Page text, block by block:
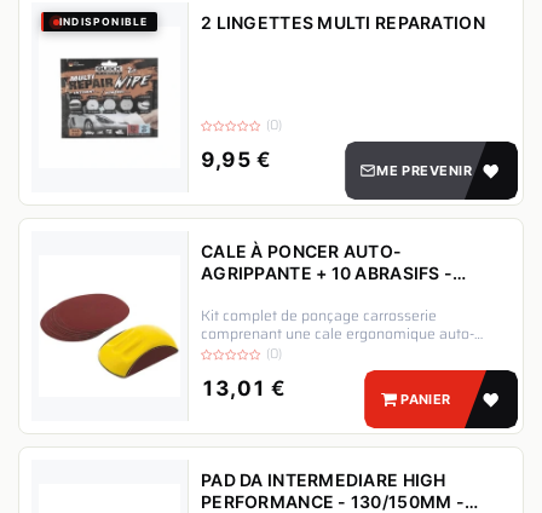
INDISPONIBLE 2 LINGETTES MULTI REPARATION
(0)
9,95 € ME PREVENIR
CALE À PONCER AUTO-
AGRIPPANTE + 10 ABRASIFS -
Kit complet de ponçage carrosserie
comprenant une cale ergonomique auto-
agrippante et 10 disques abrasifs multi-
grains (80 à 400) pour des finitions
parfaites sur mastics et peintures.
(0)
13,01 € PANIER
PAD DA INTERMEDIARE HIGH
PERFORMANCE - 130/150MM -